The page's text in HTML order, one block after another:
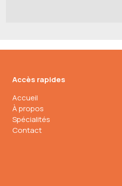
Accès rapides
Accueil
À propos
Spécialités
Contact